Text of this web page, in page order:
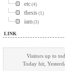
etc (4)
thesis (1)
iam (3)
LINK
Visitors up to
Today hit,